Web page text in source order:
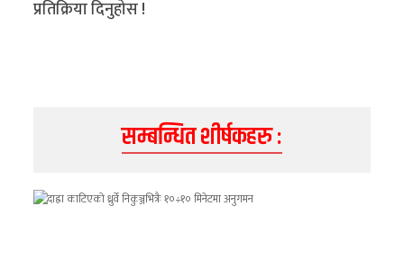
प्रतिक्रिया दिनुहोस !
सम्बन्धित शीर्षकहरु :